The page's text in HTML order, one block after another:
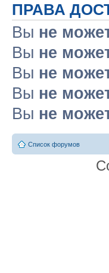
ПРАВА
Вы не
Вы не
Вы не
Вы не
Вы не
Список форумов